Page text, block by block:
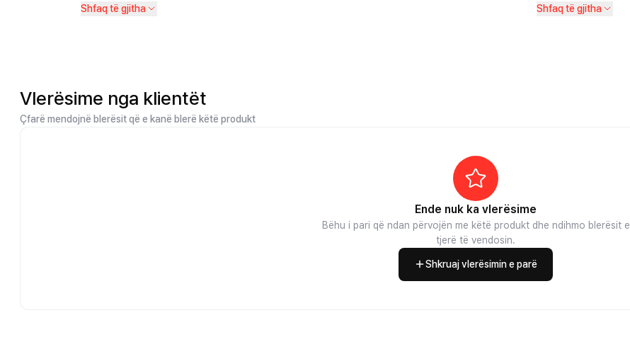
Shfaq të gjitha Shfaq të gjitha
Vlerësime nga klientët
Çfarë mendojnë blerësit që e kanë blerë këtë produkt
Ende nuk ka vlerësime
Bëhu i pari që ndan përvojën me këtë produkt dhe ndihmo blerësit e
tjerë të vendosin.
Shkruaj vlerësimin e parë